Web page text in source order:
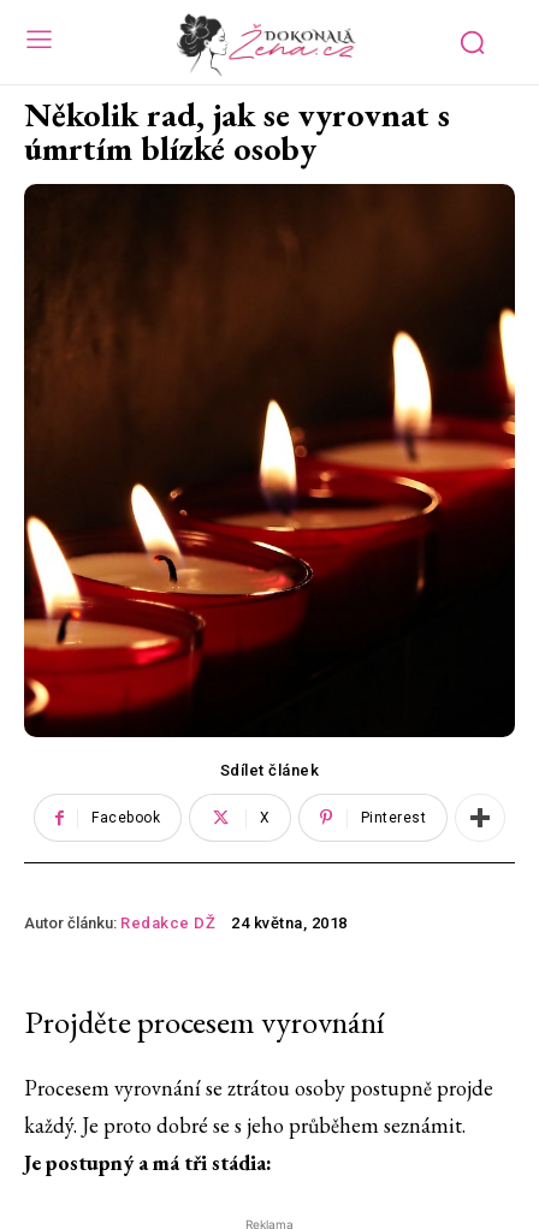
Několik rad, jak se vyrovnat s
úmrtím blízké osoby
Sdílet článek
Facebook X Pinterest
Autor článku: Redakce DŽ 24 května, 2018
Projděte procesem vyrovnání
Procesem vyrovnání se ztrátou osoby postupně projde
každý. Je proto dobré se s jeho průběhem seznámit.
Je postupný a má tři stádia:
Reklama